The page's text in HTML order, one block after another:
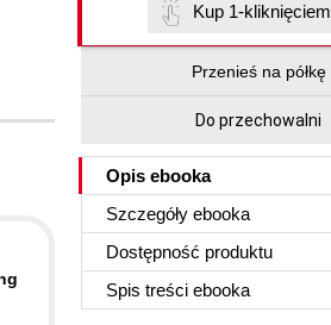
Kup 1-kliknięciem
Przenieś na półkę
Do przechowalni
Opis ebooka
Szczegóły ebooka
Dostępność produktu
Spis treści ebooka